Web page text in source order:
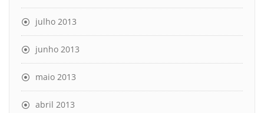
julho 2013
junho 2013
maio 2013
abril 2013